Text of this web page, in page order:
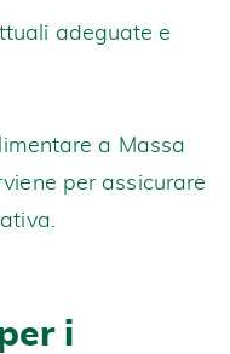
adeguate e
a Massa
per assicurare
i